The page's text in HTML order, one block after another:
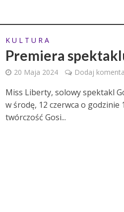
K U L T U R A
Premiera
20 Maja 2024 Dodaj
Miss Liberty, solowy spektakl
w środę, 12 czerwca o godzinie
twórczość Gosi...